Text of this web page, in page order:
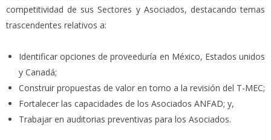
competitividad de sus Sectores y Asociados, destacando temas
trascendentes relativos a:
Identificar opciones de proveeduría en México, Estados unidos
y Canadá;
Construir propuestas de valor en torno a la revisión del T-MEC;
Fortalecer las capacidades de los Asociados ANFAD; y,
Trabajar en auditorias preventivas para los Asociados.